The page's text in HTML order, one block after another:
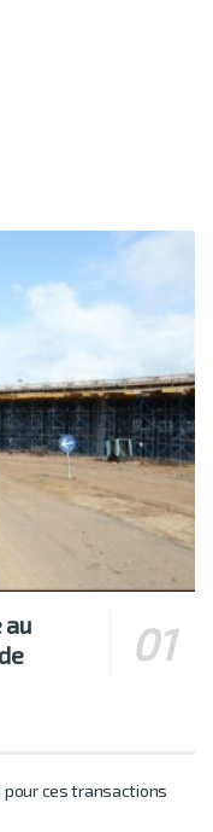
au
pour ces transactions